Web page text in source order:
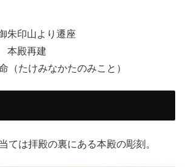
朱印山より遷座
本殿再建
たけみなかたのみこと）
ては拝殿の裏にある本殿の彫刻。